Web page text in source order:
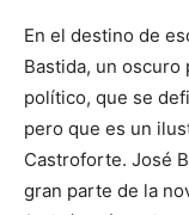
En el destino de
Bastida, un
político, que se
pero que es un
Castroforte. José
gran parte de la